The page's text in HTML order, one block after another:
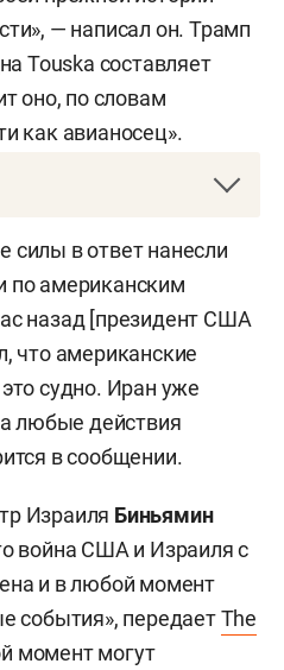
— написал он. Трамп
Touska составляет
оно, по словам
как авианосец».
побережьем Ирана. Он
с открытым
«входом» в
важный морской
проходят торговые и
в том числе
стран Персидского
силы в ответ нанесли
по американским
назад [президент США
что американские
судно. Иран уже
любые действия
в сообщении.
Израиля Биньямин
война США и Израиля с
и в любой момент
события», передаетThe
момент могут